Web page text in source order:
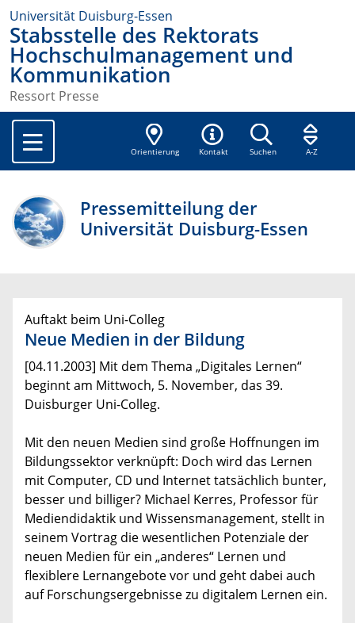
Universität Duisburg-Essen
Stabsstelle des Rektorats
Hochschulmanagement und
Kommunikation
Ressort Presse
Orientierung Kontakt Suchen A-Z
Pressemitteilung der
Universität Duisburg-Essen
Auftakt beim Uni-Colleg
Neue Medien in der Bildung
[04.11.2003] Mit dem Thema „Digitales Lernen“
beginnt am Mittwoch, 5. November, das 39.
Duisburger Uni-Colleg.
Mit den neuen Medien sind große Hoffnungen im
Bildungssektor verknüpft: Doch wird das Lernen
mit Computer, CD und Internet tatsächlich bunter,
besser und billiger? Michael Kerres, Professor für
Mediendidaktik und Wissensmanagement, stellt in
seinem Vortrag die wesentlichen Potenziale der
neuen Medien für ein „anderes“ Lernen und
flexiblere Lernangebote vor und geht dabei auch
auf Forschungsergebnisse zu digitalem Lernen ein.